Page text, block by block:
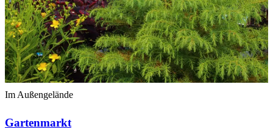
Im Außengelände
Gartenmarkt